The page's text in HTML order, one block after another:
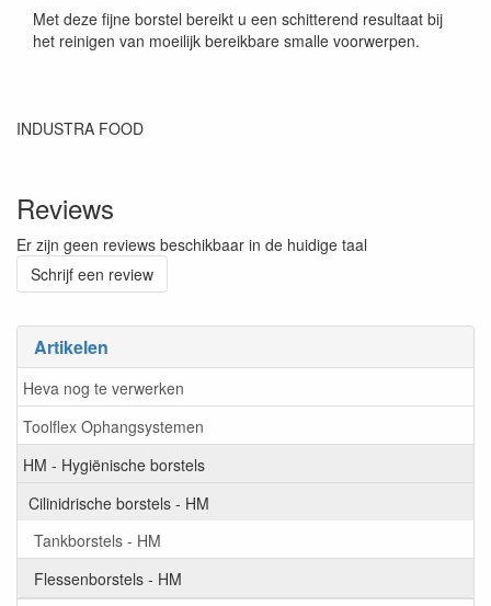
Artikelen
Heva nog te verwerken
Toolflex Ophangsystemen
HM - Hygiënische borstels
Cilinidrische borstels - HM
Tankborstels - HM
Flessenborstels - HM
Met deze fijne borstel bereikt u een schitterend resultaat bij
het reinigen van moeilijk bereikbare smalle voorwerpen.
INDUSTRA FOOD
Reviews
Er zijn geen reviews beschikbaar in de huidige taal
Schrijf een review